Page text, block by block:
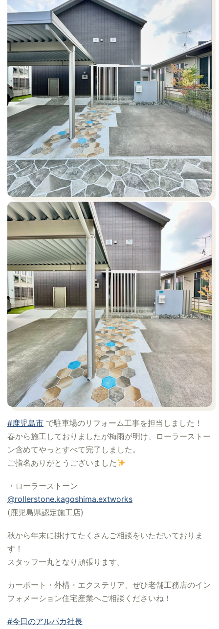
#鹿児島市 で駐車場のリフォーム工事を担当しました！
春から施工しておりましたが梅雨が明け、ローラーストー
ン含めてやっとすべて完了しました。
ご指名ありがとうございました
・ローラーストーン
@rollerstone.kagoshima.extworks
(鹿児島県認定施工店)
秋から年末に掛けてたくさんご相談をいただいておりま
す！
スタッフ一丸となり頑張ります。
カーポート・外構・エクステリア、ぜひ老舗工務店のイン
フォメーション住宅産業へご相談くださいね！
#今日のアルパカ社長